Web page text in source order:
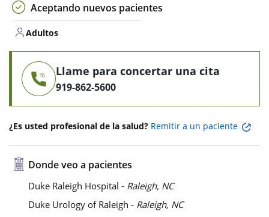
Aceptando nuevos pacientes
Adultos
Llame para concertar una cita
919-862-5600
¿Es usted profesional de la salud? Remitir a un paciente
Donde veo a pacientes
Duke Raleigh Hospital - Raleigh, NC
Duke Urology of Raleigh - Raleigh, NC